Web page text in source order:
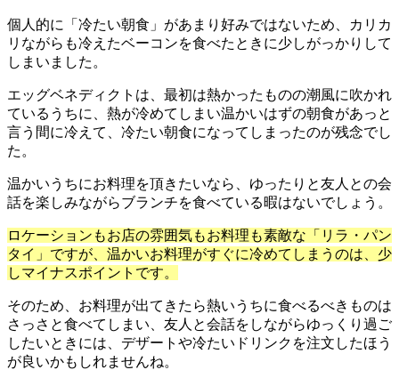
個人的に「冷たい朝食」があまり好みではないため、カリカ
リながらも冷えたベーコンを食べたときに少しがっかりして
しまいました。
エッグベネディクトは、最初は熱かったものの潮風に吹かれ
ているうちに、熱が冷めてしまい温かいはずの朝食があっと
言う間に冷えて、冷たい朝食になってしまったのが残念でし
た。
温かいうちにお料理を頂きたいなら、ゆったりと友人との会
話を楽しみながらブランチを食べている暇はないでしょう。
ロケーションもお店の雰囲気もお料理も素敵な「リラ・パン
タイ」ですが、温かいお料理がすぐに冷めてしまうのは、少
しマイナスポイントです。
そのため、お料理が出てきたら熱いうちに食べるべきものは
さっさと食べてしまい、友人と会話をしながらゆっくり過ご
したいときには、デザートや冷たいドリンクを注文したほう
が良いかもしれませんね。